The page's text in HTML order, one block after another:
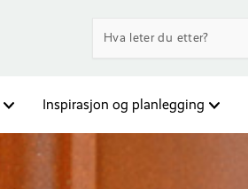
Inspirasjon og planlegging